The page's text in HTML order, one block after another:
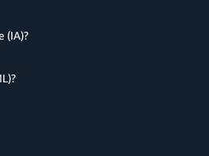
(IA)?